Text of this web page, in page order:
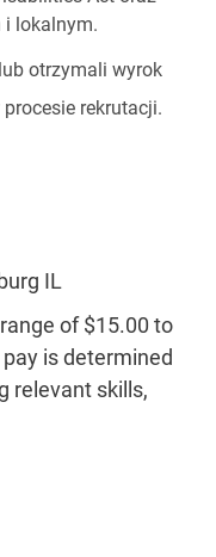
lokalnym.
otrzymali wyrok
rekrutacji.
IL
of $15.00 to
is determined
relevant skills,